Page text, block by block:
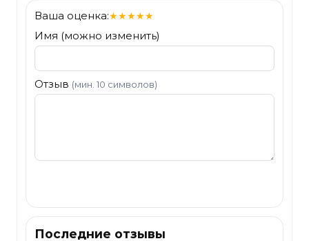
Ваша оценка:★★★★★
Имя (можно изменить)
Отзыв (мин. 10 символов)
Последние отзывы